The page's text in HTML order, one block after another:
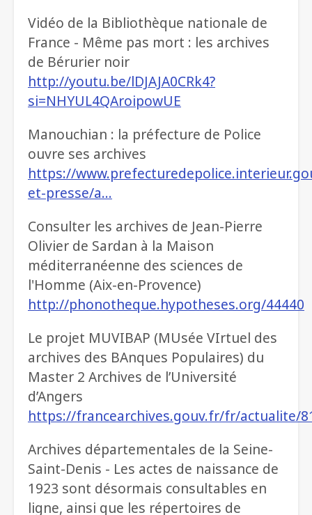
Vidéo de la Bibliothèque nationale de
France - Même pas mort : les archives
de Bérurier noir
http://youtu.be/lDJAJA0CRk4?
si=NHYUL4QAroipowUE
Manouchian : la préfecture de Police
ouvre ses archives
https://
et-presse/a…
Consulter les archives de Jean-Pierre
Olivier de Sardan à la Maison
méditerranéenne des sciences de
l'Homme (Aix-en-Provence)
http://phonotheque.hypotheses.org/44440
Le projet MUVIBAP (MUsée VIrtuel des
archives des BAnques Populaires) du
Master 2 Archives de l’Université
d’Angers
https://francearchives.gouv.fr/fr/actualite/
Archives départementales de la Seine-
Saint-Denis - Les actes de naissance de
1923 sont désormais consultables en
ligne, ainsi que les répertoires de